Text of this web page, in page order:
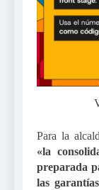
Para la
«la
preparada
las